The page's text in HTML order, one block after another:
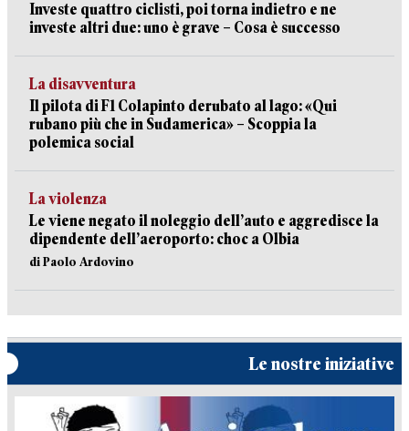
Investe quattro ciclisti, poi torna indietro e ne
investe altri due: uno è grave – Cosa è successo
La disavventura
Il pilota di F1 Colapinto derubato al lago: «Qui
rubano più che in Sudamerica» – Scoppia la
polemica social
La violenza
Le viene negato il noleggio dell’auto e aggredisce la
dipendente dell’aeroporto: choc a Olbia
di Paolo Ardovino
Le nostre iniziative